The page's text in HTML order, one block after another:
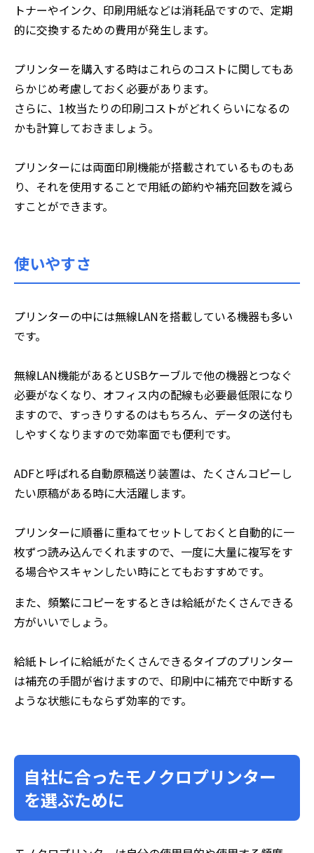
トナーやインク、印刷用紙などは消耗品ですので、定期
的に交換するための費用が発生します。
プリンターを購入する時はこれらのコストに関してもあ
らかじめ考慮しておく必要があります。
さらに、1枚当たりの印刷コストがどれくらいになるの
かも計算しておきましょう。
プリンターには両面印刷機能が搭載されているものもあ
り、それを使用することで用紙の節約や補充回数を減ら
すことができます。
使いやすさ
プリンターの中には無線LANを搭載している機器も多い
です。
無線LAN機能があるとUSBケーブルで他の機器とつなぐ
必要がなくなり、オフィス内の配線も必要最低限になり
ますので、すっきりするのはもちろん、データの送付も
しやすくなりますので効率面でも便利です。
ADFと呼ばれる自動原稿送り装置は、たくさんコピーし
たい原稿がある時に大活躍します。
プリンターに順番に重ねてセットしておくと自動的に一
枚ずつ読み込んでくれますので、一度に大量に複写をす
る場合やスキャンしたい時にとてもおすすめです。
また、頻繁にコピーをするときは給紙がたくさんできる
方がいいでしょう。
給紙トレイに給紙がたくさんできるタイプのプリンター
は補充の手間が省けますので、印刷中に補充で中断する
ような状態にもならず効率的です。
自社に合ったモノクロプリンター
を選ぶために